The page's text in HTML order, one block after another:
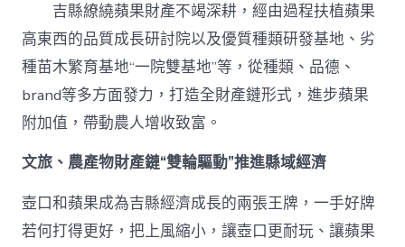
吉縣繚繞蘋果財產不竭深耕，經由過程扶植蘋果
高東西的品質成長研討院以及優質種類研發基地、劣
種苗木繁育基地“一院雙基地”等，從種類、品德、
brand等多方面發力，打造全財產鏈形式，進步蘋果
附加值，帶動農人增收致富。
文旅、農產物財產鏈“雙輪驅動”推進縣域經濟
壺口和蘋果成為吉縣經濟成長的兩張王牌，一手好牌
若何打得更好，把上風縮小，讓壺口更耐玩、讓蘋果